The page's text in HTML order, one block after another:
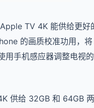
TV 4K 能供给更好
的画质校准功用，
用手机感应器调整电视
供给 32GB 和 64GB